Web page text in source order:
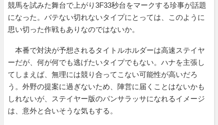
競馬を試みた舞台で上がり3F33秒台をマークする珍事が話題
になった。バテない切れないタイプにとっては、このように
思い切った作戦もありなのではないか。
本番で対決が予想されるタイトルホルダーは高速ステイヤ
ーだが、何が何でも逃げたいタイプでもない。ハナを主張し
てしまえば、無理には競り合ってこない可能性が高いだろ
う。外野の提案に過ぎないため、陣営に届くことはないかも
しれないが、ステイヤー版のパンサラッサになれるイメージ
は、意外と合いそうな気もする。